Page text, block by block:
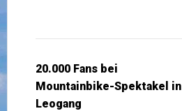
20.000 Fans bei
Mountainbike-Spektakel in
Leogang